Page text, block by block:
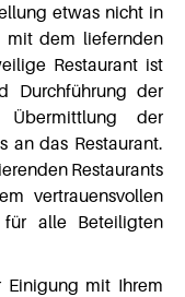
etwas nicht in
mit dem liefernden
Restaurant ist
Durchführung der
der
an das Restaurant.
Restaurants
vertrauensvollen
alle Beteiligten
Einigung mit Ihrem